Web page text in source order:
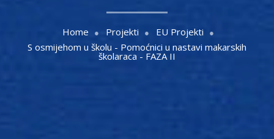
Home Projekti
EU Projekti
S osmijehom u školu - Pomoćnici u nastavi makarskih
školaraca - FAZA II